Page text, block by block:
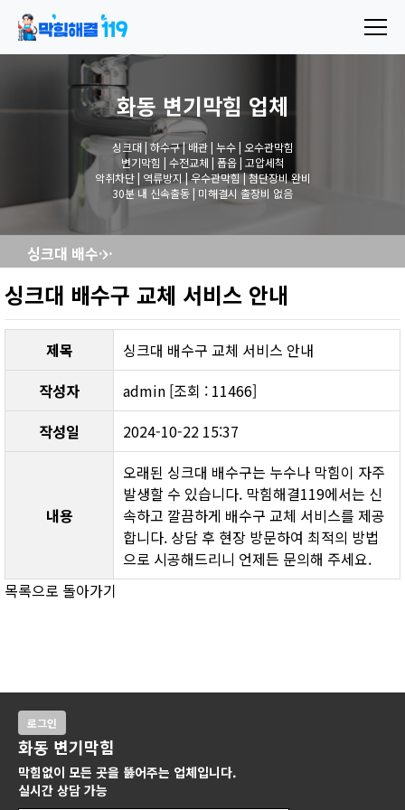
화동 변기막힘 업체
싱크대 | 하수구 | 배관 | 누수 | 오수관막힘
변기막힘 | 수전교체 | 폽옵 | 고압세척
악취차단 | 역류방지 | 우수관막힘 | 첨단장비 완비
30분 내 신속출동 | 미해결시 출장비 없음
싱크대 배수구 교체 서비스 안내
싱크대 배수구 교체 서비스 안내
제목
싱크대 배수구 교체 서비스 안내
작성자
admin [조회 : 11466]
작성일
2024-10-22 15:37
내용
오래된 싱크대 배수구는 누수나 막힘이 자주
발생할 수 있습니다. 막힘해결119에서는 신
속하고 깔끔하게 배수구 교체 서비스를 제공
합니다. 상담 후 현장 방문하여 최적의 방법
으로 시공해드리니 언제든 문의해 주세요.
목록으로 돌아가기
로그인
화동 변기막힘
막힘없이 모든 곳을 뚫어주는 업체입니다.
실시간 상담 가능